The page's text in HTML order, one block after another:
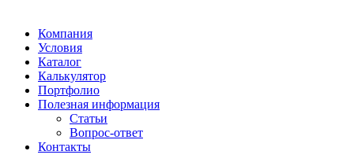
Компания
Условия
Каталог
Калькулятор
Портфолио
Полезная информация
Статьи
Вопрос-ответ
Контакты